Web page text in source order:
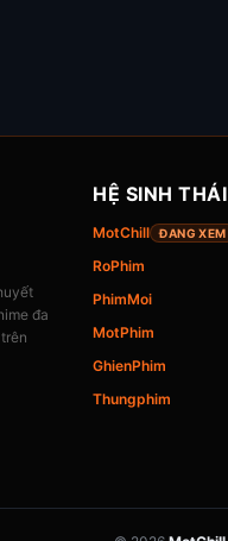
đa
HỆ SINH THÁI
MotChill ĐANG XEM
RoPhim
PhimMoi
MotPhim
GhienPhim
Thungphim